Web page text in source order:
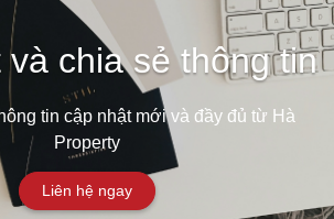
và chia sẻ thông tin
tin cập nhật mới và đầy đủ từ Hà
Property
Liên hệ ngay